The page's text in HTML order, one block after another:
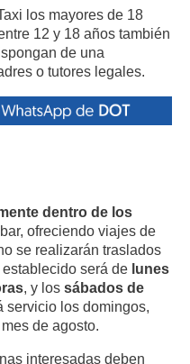
los mayores de 18
12 y 18 años también
de una
o tutores legales.
dentro de los
ofreciendo viajes de
se realizarán traslados
será de lunes
, y los sábados de
servicio los domingos,
de agosto.
interesadas deben